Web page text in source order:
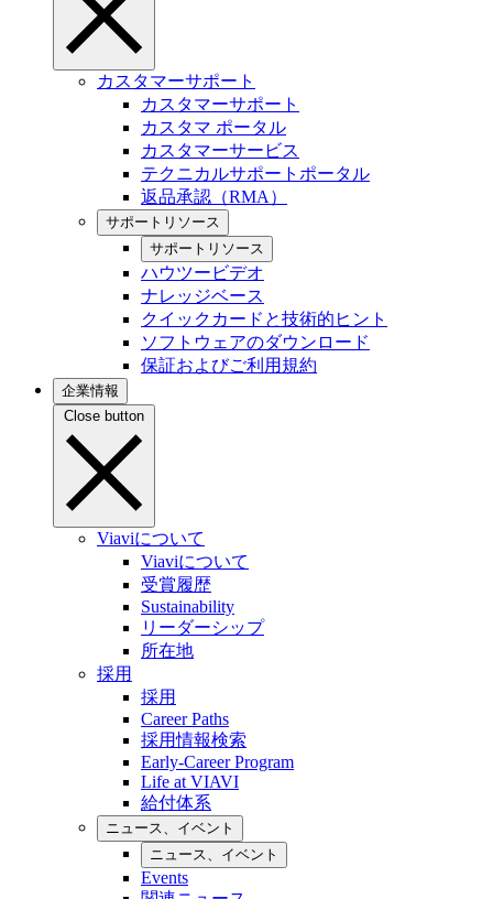
カスタマーサポート
カスタマーサポート
カスタマ ポータル
カスタマーサービス
テクニカルサポートポータル
返品承認（RMA）
サポートリソース
サポートリソース
ハウツービデオ
ナレッジベース
クイックカードと技術的ヒント
ソフトウェアのダウンロード
保証およびご利用規約
企業情報
Close button
Viaviについて
Viaviについて
受賞履歴
Sustainability
リーダーシップ
所在地
採用
採用
Career Paths
採用情報検索
Early-Career Program
Life at VIAVI
給付体系
ニュース、イベント
ニュース、イベント
Events